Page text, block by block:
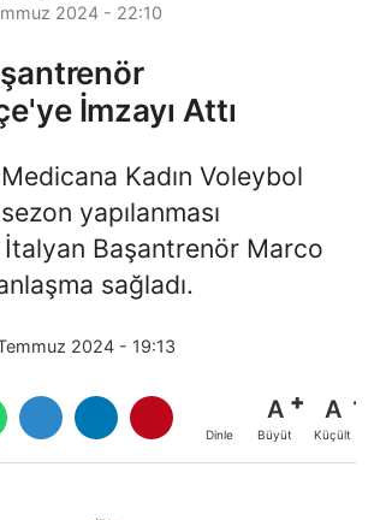
2024 - 22:10
İmzayı Attı
Kadın Voleybol
yapılanması
İtalyan Başantrenör Marco
sağladı.
2024 - 19:13
Dinle
A
Büyüt
A
Küçült